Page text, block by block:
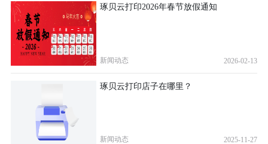
琢贝云打印2026年春节放假通知
新闻动态 2026-02-13
琢贝云打印店子在哪里？
新闻动态 2025-11-27